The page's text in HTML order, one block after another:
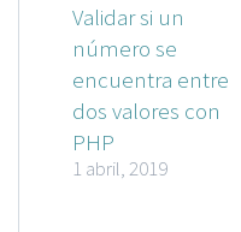
Validar si un
número se
encuentra entre
dos valores con
PHP
1 abril, 2019